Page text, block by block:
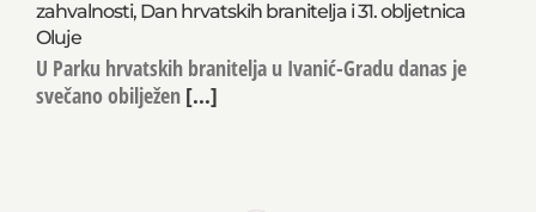
zahvalnosti, Dan hrvatskih branitelja i 31. obljetnica
Oluje
U Parku hrvatskih branitelja u Ivanić-Gradu danas je
svečano obilježen [...]